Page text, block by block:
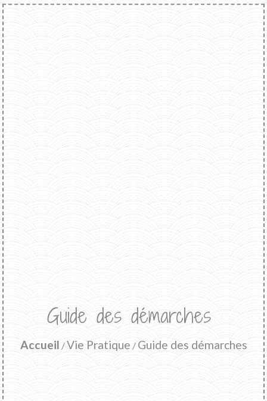
Guide des démarches
Accueil /Vie Pratique / Guide des démarches